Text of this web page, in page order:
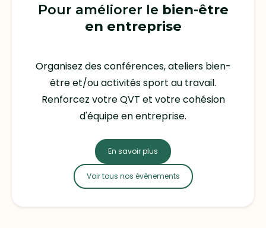
Pour améliorer le bien-être
en entreprise
Organisez des conférences, ateliers bien-
être et/ou activités sport au travail.
Renforcez votre QVT et votre cohésion
d'équipe en entreprise.
En savoir plus
Voir tous nos évènements